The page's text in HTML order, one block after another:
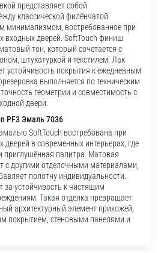
представляет собой
классической филёнчатой
минимализмом, востребованное при
входных дверей. SoftTouch финиш
тон, который сочетается с
штукатуркой и текстилем. Лак
устойчивость покрытия к ежедневным
выполняется по техническим
геометрии и совместимость с
двери.
PF3 Эмаль 7036
SoftTouch востребована при
в современных интерьерах, где
приглушённая палитра. Матовая
с другими отделочными материалами,
полотну индивидуальности.
за устойчивость к чистящим
Такая отделка превращает
архитектурный элемент прихожей,
покрытием, стеновыми панелями и